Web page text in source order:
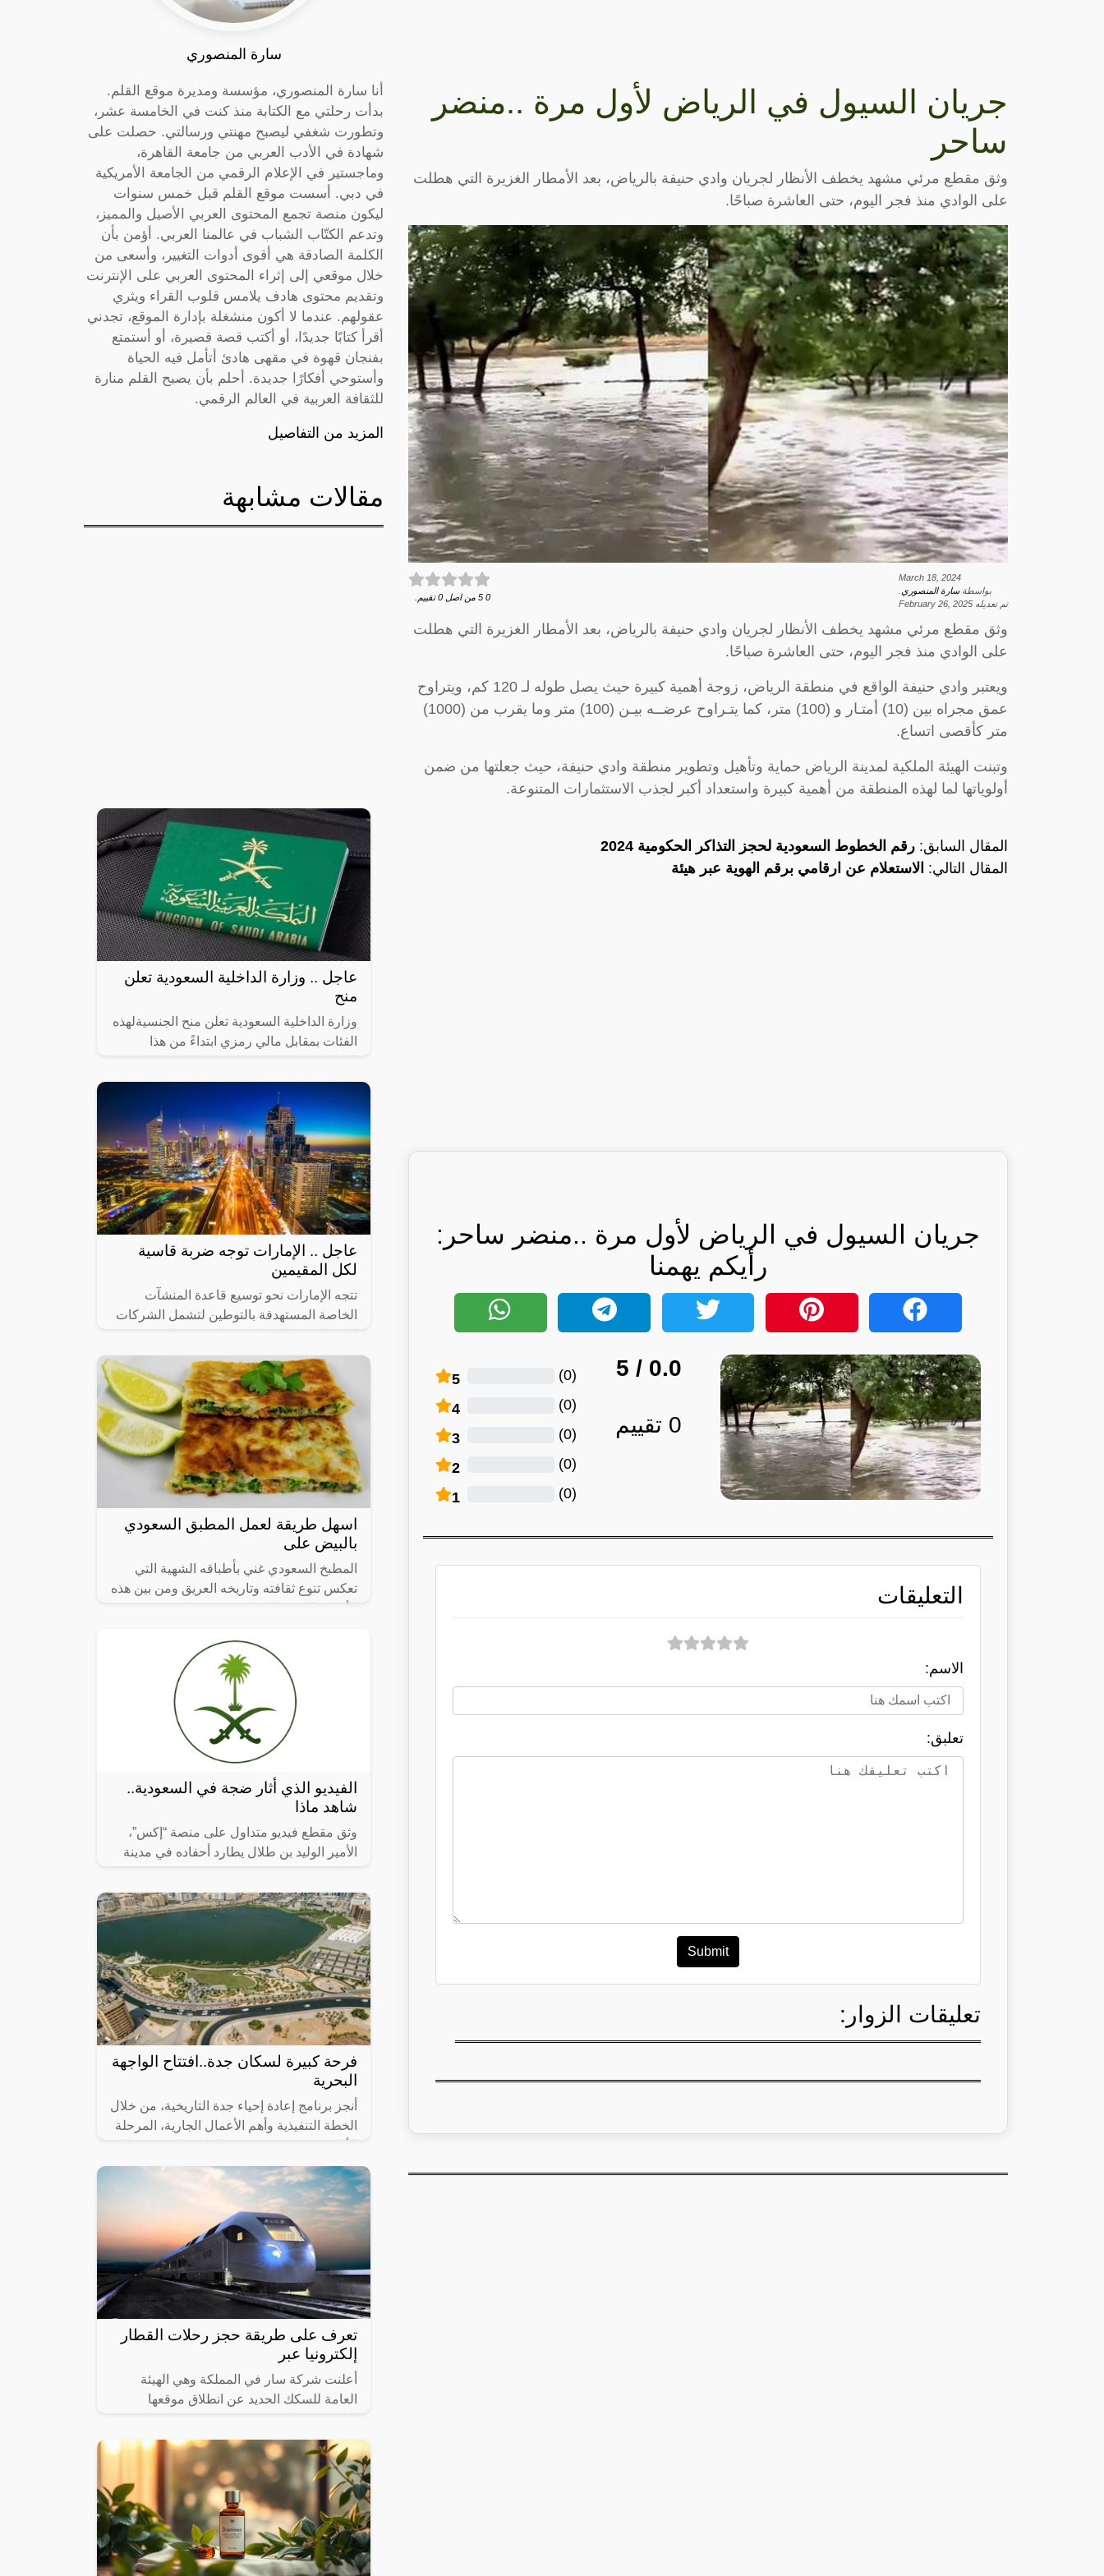
جريان السيول في الرياض لأول مرة ..منضر
ساحر
وثق مقطع مرئي مشهد يخطف الأنظار لجريان وادي حنيفة بالرياض، بعد الأمطار الغزيرة التي هطلت
على الوادي منذ فجر اليوم، حتى العاشرة صباحًا.
March 18, 2024
بواسطةسارة المنصوري
تم تعديله February 26, 2025
0
5 من اصل 0 تقييم.
وثق مقطع مرئي مشهد يخطف الأنظار لجريان وادي حنيفة بالرياض، بعد الأمطار الغزيرة التي هطلت
على الوادي منذ فجر اليوم، حتى العاشرة صباحًا.
ويعتبر وادي حنيفة الواقع في منطقة الرياض، زوجة أهمية كبيرة حيث يصل طوله لـ 120 كم، ويتراوح
عمق مجراه بين (10) أمتـار و (100) متر، كما يتـراوح عرضــه بيـن (100) متر وما يقرب من (1000)
متر كأقصى اتساع.
وتبنت الهيئة الملكية لمدينة الرياض حماية وتأهيل وتطوير منطقة وادي حنيفة، حيث جعلتها من ضمن
أولوياتها لما لهذه المنطقة من أهمية كبيرة واستعداد أكبر لجذب الاستثمارات المتنوعة.
المقال السابق: رقم الخطوط السعودية لحجز التذاكر الحكومية 2024
المقال التالي: الاستعلام عن ارقامي برقم الهوية عبر هيئة
جريان السيول في الرياض لأول مرة ..منضر ساحر:
رأيكم يهمنا
0.0
/ 5
0 تقييم
5 (
0
)
4 (
0
)
3 (
0
)
2 (
0
)
1 (
0
)
التعليقات
الاسم:
تعلبق:
Submit
تعليقات الزوار:
سارة المنصوري
أنا سارة المنصوري، مؤسسة ومديرة موقع القلم.
بدأت رحلتي مع الكتابة منذ كنت في الخامسة عشر،
وتطورت شغفي ليصبح مهنتي ورسالتي. حصلت على
شهادة في الأدب العربي من جامعة القاهرة،
وماجستير في الإعلام الرقمي من الجامعة الأمريكية
في دبي. أسست موقع القلم قبل خمس سنوات
ليكون منصة تجمع المحتوى العربي الأصيل والمميز،
وتدعم الكتّاب الشباب في عالمنا العربي. أؤمن بأن
الكلمة الصادقة هي أقوى أدوات التغيير، وأسعى من
خلال موقعي إلى إثراء المحتوى العربي على الإنترنت
وتقديم محتوى هادف يلامس قلوب القراء ويثري
عقولهم. عندما لا أكون منشغلة بإدارة الموقع، تجدني
أقرأ كتابًا جديدًا، أو أكتب قصة قصيرة، أو أستمتع
بفنجان قهوة في مقهى هادئ أتأمل فيه الحياة
وأستوحي أفكارًا جديدة. أحلم بأن يصبح القلم منارة
للثقافة العربية في العالم الرقمي.
المزيد من التفاصيل
مقالات مشابهة
عاجل .. وزارة الداخلية السعودية تعلن
منح
وزارة الداخلية السعودية تعلن منح الجنسيةلهذه
الفئات بمقابل مالي رمزي ابتداءً من هذا
عاجل .. الإمارات توجه ضربة قاسية
لكل المقيمين
تتجه الإمارات نحو توسيع قاعدة المنشآت
الخاصة المستهدفة بالتوطين لتشمل الشركات
عاملاً، في 14 نشاطاً اقتصادياً رئيساً تم
اسهل طريقة لعمل المطبق السعودي
بالبيض على
المطبخ السعودي غني بأطباقه الشهية التي
تعكس تنوع ثقافته وتاريخه العريق ومن بين هذه
الفيديو الذي أثار ضجة في السعودية..
شاهد ماذا
وثق مقطع فيديو متداول على منصة “إكس”،
الأمير الوليد بن طلال يطارد أحفاده في مدينة
فرحة كبيرة لسكان جدة..افتتاح الواجهة
البحرية
أنجز برنامج إعادة إحياء جدة التاريخية، من خلال
الخطة التنفيذية وأهم الأعمال الجارية، المرحلة
عام 2023، التي تضمنت
تعرف على طريقة حجز رحلات القطار
إلكترونيا عبر
أعلنت شركة سار في المملكة وهي الهيئة
العامة للسكك الحديد عن انطلاق موقعها
الأشخاص حجز القطارات ومعرفة المواعيد
المختلفة لها،